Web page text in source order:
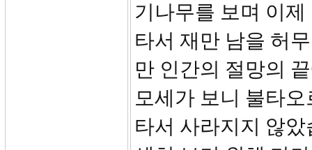
기나무를 보며 이
타서 재만 남을 허
만 인간의 절망의
모세가 보니 불타
타서 사라지지 않